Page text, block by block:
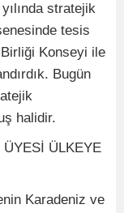
stratejik
tesis
Konseyi ile
Bugün
halidir.
ÜLKEYE
Karadeniz ve